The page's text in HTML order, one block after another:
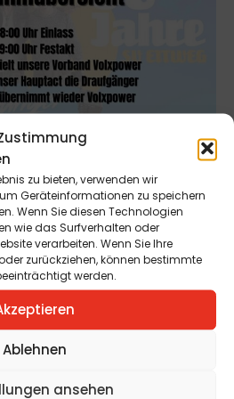
zu bieten, verwenden wir
Geräteinformationen zu speichern
Wenn Sie diesen Technologien
wie das Surfverhalten oder
verarbeiten. Wenn Sie Ihre
zurückziehen, können bestimmte
werden.
Ablehnen
ansehen
II -